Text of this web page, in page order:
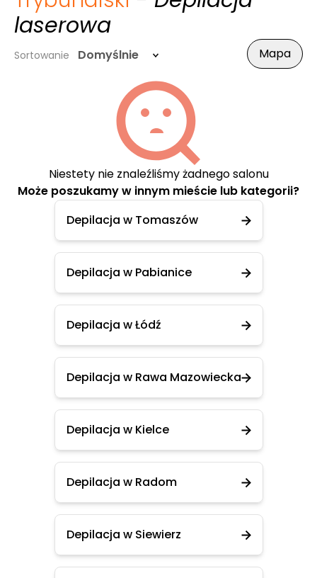
laserowa
Sortowanie Domyślnie Mapa
Niestety nie znaleźliśmy żadnego salonu
Może poszukamy w innym mieście lub kategorii?
Depilacja w Tomaszów
Depilacja w Pabianice
Depilacja w Łódź
Depilacja w Rawa Mazowiecka
Depilacja w Kielce
Depilacja w Radom
Depilacja w Siewierz